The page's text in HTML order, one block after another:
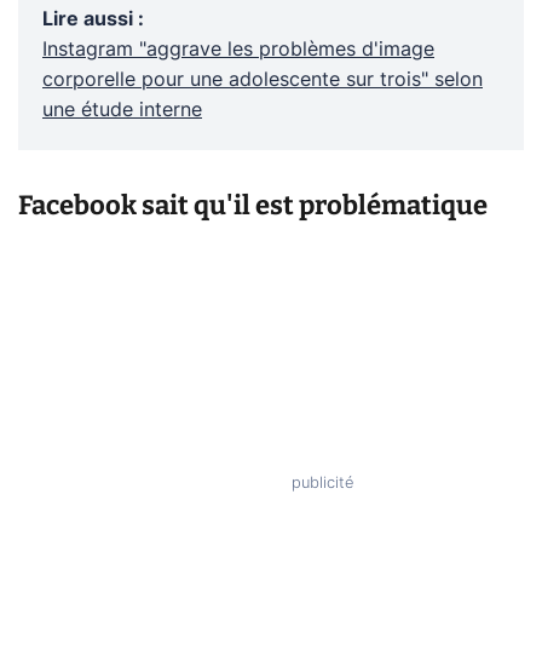
Lire aussi :
Instagram "aggrave les problèmes d'image
corporelle pour une adolescente sur trois" selon
une étude interne
Facebook sait qu'il est problématique